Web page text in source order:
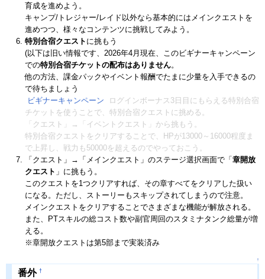
育成を進めよう。
キャンプ/トレジャー/レイド以外なら基本的にはメインクエストを
進めつつ、様々なコンテンツに挑戦してみよう。
特別合宿クエスト に挑もう
(以下は旧い情報です、2026年4月現在、このビギナーキャンペーン
での特別合宿チケットの配布はありません。
他の方法、課金パックやイベント報酬でたまに少量を入手できるの
で待ちましょう
ビギナーキャンペーン
ログインボーナス3日目にもらえる特別合宿
チケットを使うことで、特別合宿クエストに挑める。
「クエスト」→「イベントクエスト」から挑もう。
特別合宿クエストをクリアすることで、HPが13000～16000程度ま
で上昇し、戦力も50000を超えるのでやっておこう。
「クエスト」→「メインクエスト」のステージ選択画面で「章開放
クエスト 」に挑もう。
このクエストを1つクリアすれば、その章すべてをクリアした扱い
になる。ただし、ストーリーもスキップされてしまうので注意。
メインクエストをクリアすることでさまざまな機能が解放される。
また、PTスキルの総コスト数や副官周回のスタミナタンク総量が増
える。
※章開放クエストは第5部まで実装済み
↑
番外 †